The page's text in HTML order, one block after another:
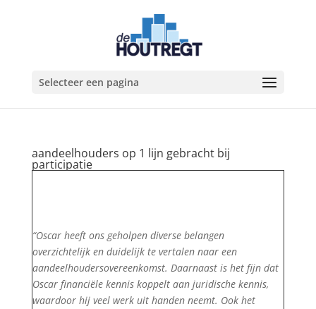
Selecteer een pagina
aandeelhouders op 1 lijn gebracht bij
participatie
“Oscar heeft ons geholpen diverse belangen
overzichtelijk en duidelijk te vertalen naar een
aandeelhoudersovereenkomst. Daarnaast is het fijn dat
Oscar financiële kennis koppelt aan juridische kennis,
waardoor hij veel werk uit handen neemt. Ook het